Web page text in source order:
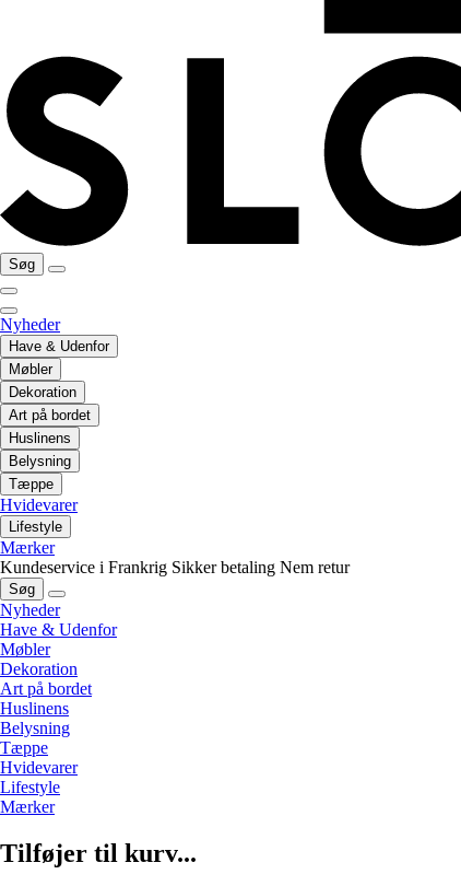
Søg
Nyheder
Have & Udenfor
Møbler
Dekoration
Art på bordet
Huslinens
Belysning
Tæppe
Hvidevarer
Lifestyle
Mærker
Kundeservice i Frankrig Sikker betaling Nem retur
Søg
Nyheder
Have & Udenfor
Møbler
Dekoration
Art på bordet
Huslinens
Belysning
Tæppe
Hvidevarer
Lifestyle
Mærker
Tilføjer til kurv...